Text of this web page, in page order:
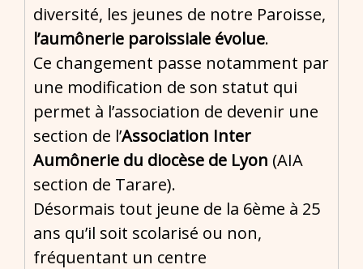
diversité, les jeunes de notre Paroisse,
l’aumônerie paroissiale évolue.
Ce changement passe notamment par
une modification de son statut qui
permet à l’association de devenir une
section de l’Association Inter
Aumônerie du diocèse de Lyon (AIA
section de Tarare).
Désormais tout jeune de la 6ème à 25
ans qu’il soit scolarisé ou non,
fréquentant un centre